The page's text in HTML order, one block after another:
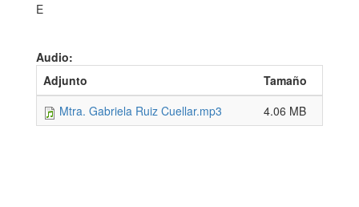
E
Audio:
Adjunto
Tamaño
Mtra. Gabriela Ruiz Cuellar.mp3
4.06 MB